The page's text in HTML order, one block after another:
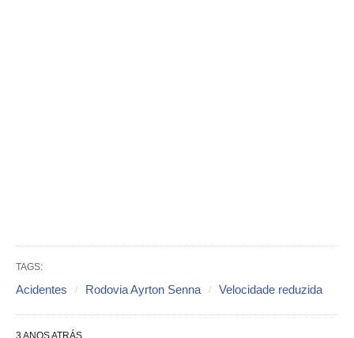
TAGS:
Acidentes Rodovia Ayrton Senna Velocidade reduzida
3 ANOS ATRÁS